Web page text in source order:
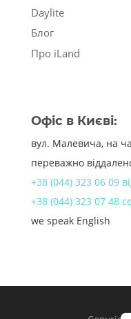
Daylite
Блог
Про iLand
Офіс в Києві:
вул. Малевича, на
переважно
+38 (044) 323 06 09
+38 (044) 323 07 48
we speak English